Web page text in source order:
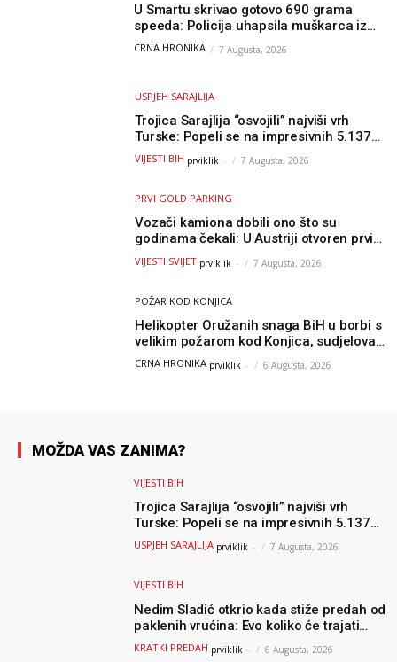
U Smartu skrivao gotovo 690 grama
speeda: Policija uhapsila muškarca iz
Hercegovine
CRNA HRONIKA 7 Augusta, 2026
USPJEH SARAJLIJA
Trojica Sarajlija “osvojili” najviši vrh
Turske: Popeli se na impresivnih 5.137
metara
VIJESTI BIH prviklik - 7 Augusta, 2026
PRVI GOLD PARKING
Vozači kamiona dobili ono što su
godinama čekali: U Austriji otvoren prvi
GOLD sigurni parking
VIJESTI SVIJET prviklik - 7 Augusta, 2026
POŽAR KOD KONJICA
Helikopter Oružanih snaga BiH u borbi s
velikim požarom kod Konjica, sudjelovao
i Air Tractor
CRNA HRONIKA prviklik - 6 Augusta, 2026
MOŽDA VAS ZANIMA?
VIJESTI BIH
Trojica Sarajlija “osvojili” najviši vrh
Turske: Popeli se na impresivnih 5.137
metara
USPJEH SARAJLIJA prviklik - 7 Augusta, 2026
VIJESTI BIH
Nedim Sladić otkrio kada stiže predah od
paklenih vrućina: Evo koliko će trajati
osvježenje u BiH
KRATKI PREDAH prviklik - 6 Augusta, 2026